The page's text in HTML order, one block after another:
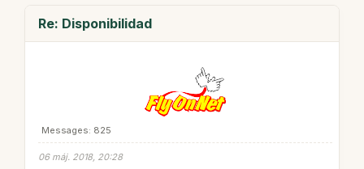
Re: Disponibilidad
Messages: 825
06 máj. 2018, 20:28